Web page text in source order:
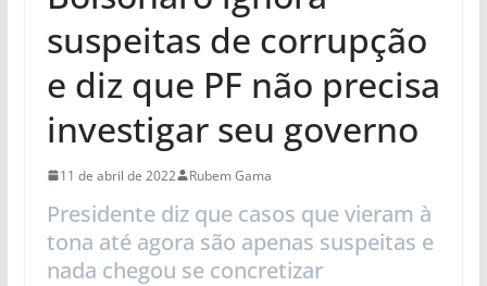
suspeitas de corrupção
e diz que PF não precisa
investigar seu governo
11 de abril de 2022 Rubem Gama
Presidente diz que casos que vieram à
tona até agora são apenas suspeitas e
nada chegou se concretizar